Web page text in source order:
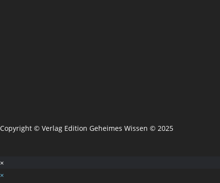
Copyright © Verlag Edition Geheimes Wissen © 2025
×
×